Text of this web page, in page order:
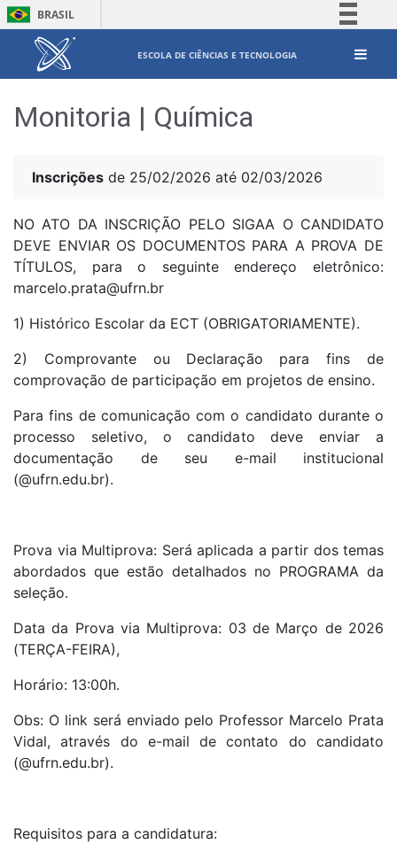
BRASIL
Acesso à informação
Canais
ESCOLA DE CIÊNCIAS E TECNOLOGIA
Monitoria | Química
Inscrições de 25/02/2026 até 02/03/2026
NO ATO DA INSCRIÇÃO PELO SIGAA O CANDIDATO
DEVE ENVIAR OS DOCUMENTOS PARA A PROVA DE
TÍTULOS, para o seguinte endereço eletrônico:
marcelo.prata@ufrn.br
1) Histórico Escolar da ECT (OBRIGATORIAMENTE).
2) Comprovante ou Declaração para fins de
comprovação de participação em projetos de ensino.
Para fins de comunicação com o candidato durante o
processo seletivo, o candidato deve enviar a
documentação de seu e-mail institucional
(@ufrn.edu.br).
Prova via Multiprova: Será aplicada a partir dos temas
abordados que estão detalhados no PROGRAMA da
seleção.
Data da Prova via Multiprova: 03 de Março de 2026
(TERÇA-FEIRA),
Horário: 13:00h.
Obs: O link será enviado pelo Professor Marcelo Prata
Vidal, através do e-mail de contato do candidato
(@ufrn.edu.br).
Requisitos para a candidatura: